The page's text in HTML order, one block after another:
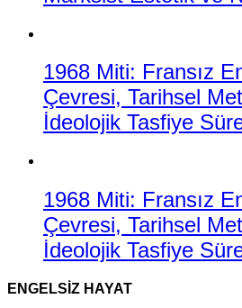
1968 Miti: Fransız
Çevresi, Tarihsel
İdeolojik Tasfiye
1968 Miti: Fransız
Çevresi, Tarihsel
İdeolojik Tasfiye
ENGELSIZ HAYAT